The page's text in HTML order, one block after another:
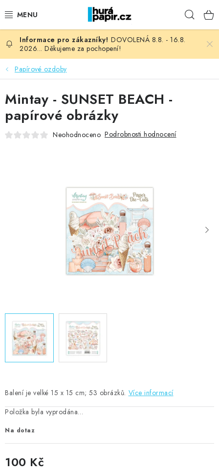
na
NOVINKY
HURÁ DÍLNA
VŠECHNO ZBOŽÍ
KNIHAŘSKÝ MATERIÁL
MOJE OBJEDNÁVKA
Kontakty Moje objednávka
Oblíbené ♥️
DOVOLENÁ 8.8. - 16.8.
2026... Děkujeme za pochopení!
Papírové ozdoby
Balení je velké 15 x 15 cm; 53 obrázků. Více informací
Položka byla vyprodána…
Na dotaz
100 Kč
Mintay - SUNSET BEACH -
papírové obrázky
Neohodnoceno Podrobnosti hodnocení